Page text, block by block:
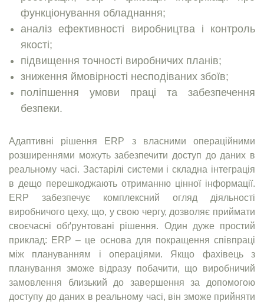
функціонування обладнання;
аналіз ефективності виробництва і контроль
якості;
підвищення точності виробничих планів;
зниження ймовірності несподіваних збоїв;
поліпшення умови праці та забезпечення
безпеки.
Адаптивні рішення ERP з власними операційними
розширеннями можуть забезпечити доступ до даних в
реальному часі. Застарілі системи і складна інтеграція
в дещо перешкоджають отриманню цінної інформації.
ERP забезпечує комплексний огляд діяльності
виробничого цеху, що, у свою чергу, дозволяє приймати
своєчасні обґрунтовані рішення. Один дуже простий
приклад: ERP – це основа для покращення співпраці
між плануванням і операціями. Якщо фахівець з
планування зможе відразу побачити, що виробничий
замовлення близький до завершення за допомогою
доступу до даних в реальному часі, він зможе прийняти